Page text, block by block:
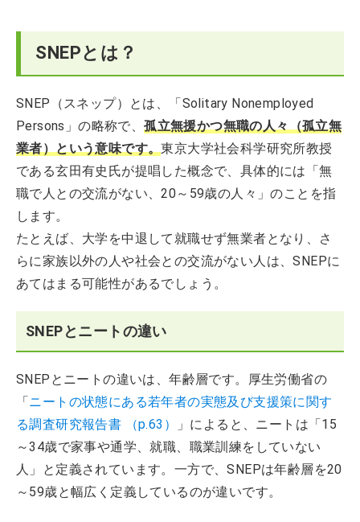
SNEPとは？
SNEP（スネップ）とは、「Solitary Nonemployed
Persons」の略称で、孤立無援かつ無職の人々（孤立無
業者）という意味です。東京大学社会科学研究所教授
である玄田有史氏が提唱した概念で、具体的には「無
職で人との交流がない、20～59歳の人々」のことを指
します。
たとえば、大学を中退して就職せず無業者となり、さ
らに家族以外の人や社会との交流がない人は、SNEPに
あてはまる可能性があるでしょう。
SNEPとニートの違い
SNEPとニートの違いは、年齢層です。厚生労働省の
「ニートの状態にある若年者の実態及び支援策に関す
る調査研究報告書 （p.63）
」によると、ニートは「15
～34歳で家事や通学、就職、職業訓練をしていない
人」と定義されています。一方で、SNEPは年齢層を20
～59歳と幅広く定義しているのが違いです。